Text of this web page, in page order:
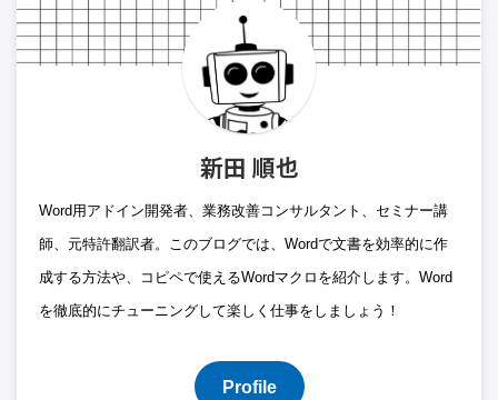
新田 順也
Word用アドイン開発者、業務改善コンサルタント、セミナー講
師、元特許翻訳者。このブログでは、Wordで文書を効率的に作
成する方法や、コピペで使えるWordマクロを紹介します。Word
を徹底的にチューニングして楽しく仕事をしましょう！
Profile